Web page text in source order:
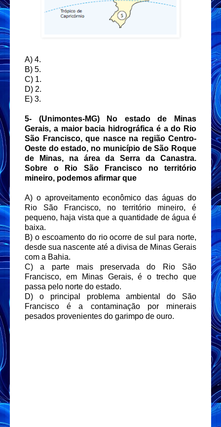
A) 4.
B) 5.
C) 1.
D) 2.
E) 3.
5- (Unimontes-MG) No estado de Minas
Gerais, a maior bacia hidrográfica é a do Rio
São Francisco, que nasce na região Centro-
Oeste do estado, no município de São Roque
de Minas, na área da Serra da Canastra.
Sobre o Rio São Francisco no território
mineiro, podemos afirmar que
A) o aproveitamento econômico das águas do
Rio São Francisco, no território mineiro, é
pequeno, haja vista que a quantidade de água é
baixa.
B) o escoamento do rio ocorre de sul para norte,
desde sua nascente até a divisa de Minas Gerais
com a Bahia.
C) a parte mais preservada do Rio São
Francisco, em Minas Gerais, é o trecho que
passa pelo norte do estado.
D) o principal problema ambiental do São
Francisco é a contaminação por minerais
pesados provenientes do garimpo de ouro.